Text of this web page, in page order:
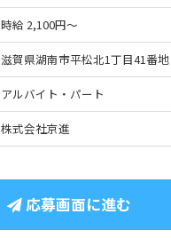
時給 2,100円～
滋賀県湖南市平松北1丁目41番地
アルバイト・パート
株式会社京進
応募画面に進む